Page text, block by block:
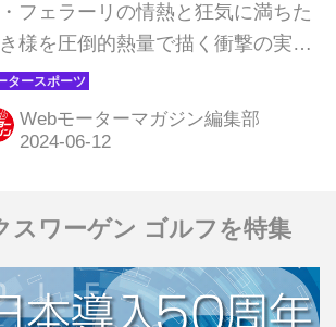
フェラーリの情熱と狂気に満ちた
様を圧倒的熱量で描く衝撃の実話
ェラーリ』が7月5日（金）より全
開されることは、以前に当Webモ
ーマガジンでも紹介したが、新た
FINANCING, LLC. ALL RIGHTS
）
Webモーターマガジン編集部
スワーゲン ゴルフを特集